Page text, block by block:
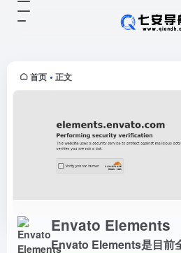
首页 • 正文
Envato Elements
资源。